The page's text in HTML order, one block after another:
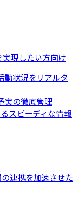
現したい方向け
動状況をリアルタ
実の徹底管理
スピーディな情報
連携を加速させた